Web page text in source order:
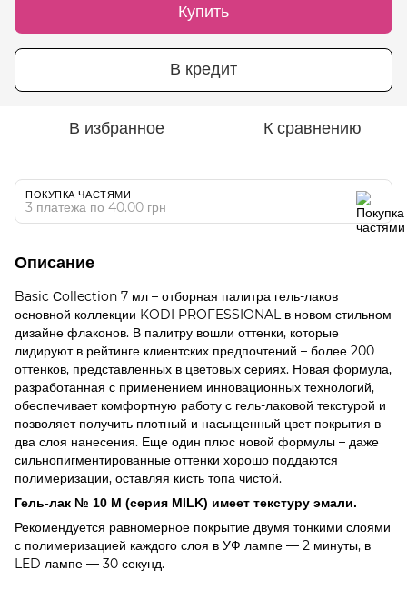
Купить
В кредит
В избранное К сравнению
ПОКУПКА ЧАСТЯМИ
3 платежа по 40.00 грн
Описание
Basic Сollection 7 мл – отборная палитра гель-лаков
основной коллекции KODI PROFESSIONAL в новом стильном
дизайне флаконов. В палитру вошли оттенки, которые
лидируют в рейтинге клиентских предпочтений – более 200
оттенков, представленных в цветовых сериях. Новая формула,
разработанная с применением инновационных технологий,
обеспечивает комфортную работу с гель-лаковой текстурой и
позволяет получить плотный и насыщенный цвет покрытия в
два слоя нанесения. Еще один плюс новой формулы – даже
сильнопигментированные оттенки хорошо поддаются
полимеризации, оставляя кисть топа чистой.
Гель-лак № 10 M (серия MILK) имеет текстуру эмали.
Рекомендуется равномерное покрытие двумя тонкими слоями
с полимеризацией каждого слоя в УФ лампе — 2 минуты, в
LED лампе — 30 секунд.